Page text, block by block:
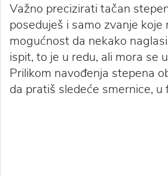
Važno precizirati tačan
poseduješ i samo zvanje koje
mogućnost da nekako
ispit, to je u redu, ali mora se
Prilikom navođenja stepena
da pratiš sledeće smernice, u